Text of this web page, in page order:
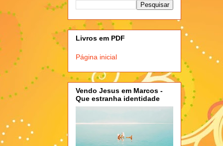
Livros em PDF
Página inicial
Vendo Jesus em Marcos -
Que estranha identidade